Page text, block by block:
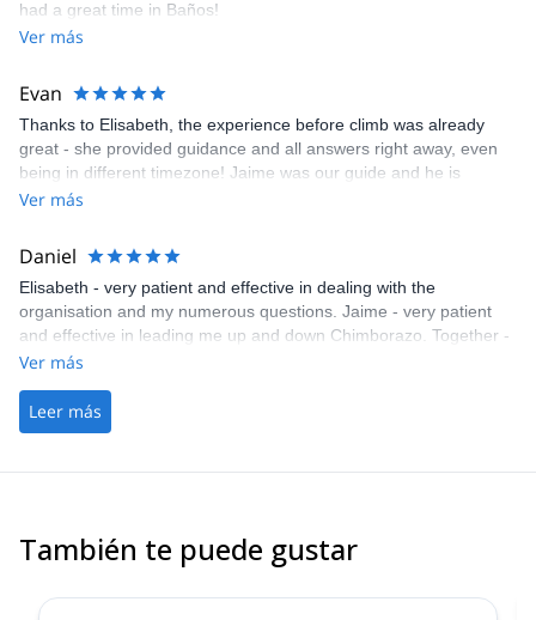
had a great time in Baños!
Ver más
Evan
Thanks to Elisabeth, the experience before climb was already
great - she provided guidance and all answers right away, even
being in different timezone! Jaime was our guide and he is
exceptionally skilled guide, with tons of experience, but also we
guides highly enough!
Ver más
Daniel
Elisabeth - very patient and effective in dealing with the
organisation and my numerous questions. Jaime - very patient
and effective in leading me up and down Chimborazo. Together -
a perfect team. And very nice people too!
Ver más
Leer más
También te puede gustar